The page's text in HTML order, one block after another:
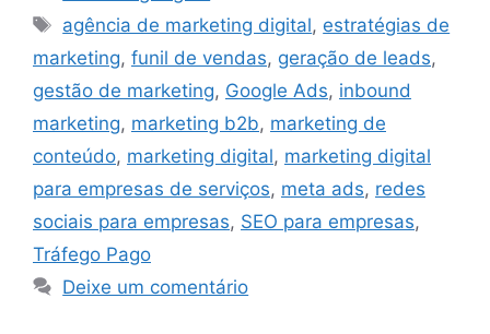
Tags
agência de marketing digital, estratégias de
marketing, funil de vendas, geração de leads,
gestão de marketing, Google Ads, inbound
marketing, marketing b2b, marketing de
conteúdo, marketing digital, marketing digital
para empresas de serviços, meta ads, redes
sociais para empresas, SEO para empresas,
Tráfego Pago
Deixe um comentário